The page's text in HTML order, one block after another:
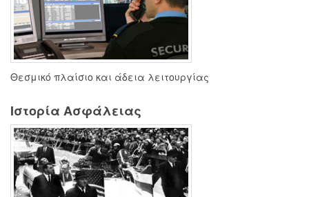
Θεσμικό πλαίσιο και άδεια λειτουργίας
Ιστορία Ασφάλειας